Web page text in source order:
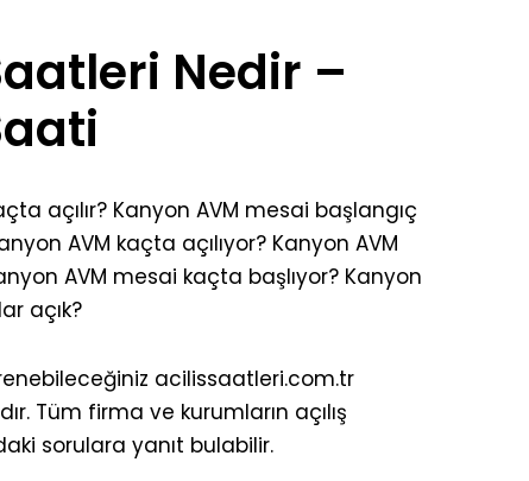
Nedir –
açılır? Kanyon AVM mesai başlangıç
AVM kaçta açılıyor? Kanyon AVM
AVM mesai kaçta başlıyor? Kanyon
açık?
acilissaatleri.com.tr
Tüm firma ve kurumların açılış
sorulara yanıt bulabilir.